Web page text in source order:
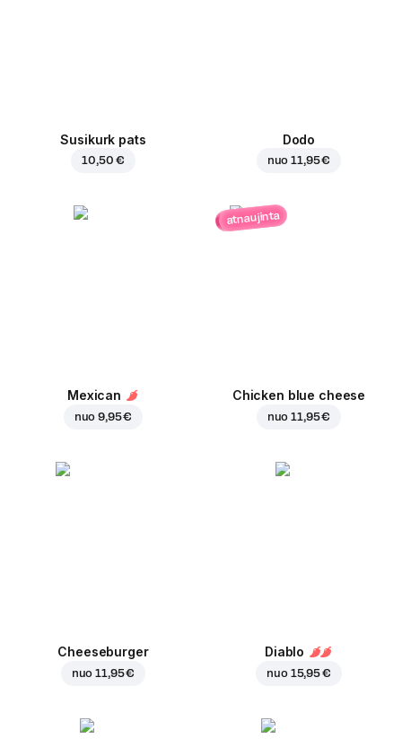
Susikurk pats
10,50 €
Dodo
nuo11,95 €
Mexican
nuo9,95 €
atnaujinta
Chicken blue cheese
nuo11,95 €
Cheeseburger
nuo11,95 €
Diablo
nuo 15,95 €